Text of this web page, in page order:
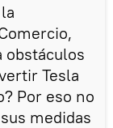
obstáculos
Tesla
Por eso no
medidas